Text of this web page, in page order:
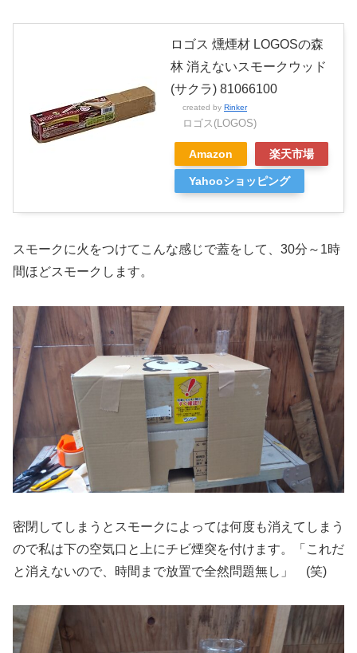
ロゴス 燻煙材 LOGOSの森
林 消えないスモークウッド
(サクラ) 81066100
created by Rinker
ロゴス(LOGOS)
Amazon 楽天市場
Yahooショッピング
スモークに火をつけてこんな感じで蓋をして、30分～1時
間ほどスモークします。
密閉してしまうとスモークによっては何度も消えてしまう
ので私は下の空気口と上にチビ煙突を付けます。「これだ
と消えないので、時間まで放置で全然問題無し」 (笑)